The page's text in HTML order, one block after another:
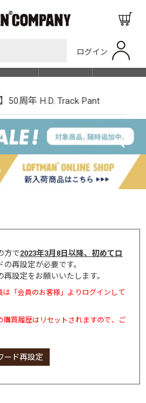
ログイン
SHOP LIST
50周年 H.D. Track Pant
方で2023年3月8日以降、初めてロ
再設定が必要です。
設定をお願いいたします。
「会員のお客様」よりログインして
購買履歴はリセットされますので、ご
ード再設定